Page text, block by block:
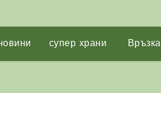
супер храни Връзка